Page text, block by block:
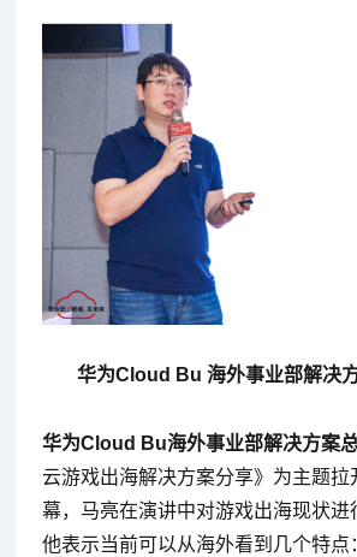
华为Cloud Bu 海外事业部解决
华为Cloud Bu海外事业部解决方案
云游戏出海解决方案分享》为主题拉
幕，马亮在演讲中对游戏出海现状进
他表示当前可以从海外看到几个特点